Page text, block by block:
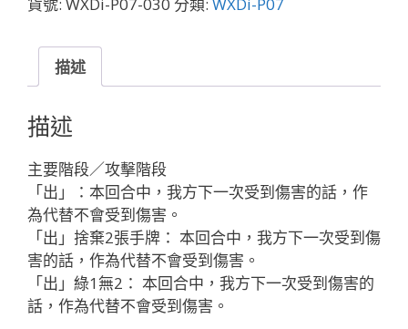
イ
ビ
ジ
ブ
ル
「綠
色
輔
助
分
身
メ
貨號: WXDi-P07-030 分類: WXDi-P07
描述
描述
主要階段／攻擊階段
「出」：本回合中，我方下一次受到傷害的話，作
為代替不會受到傷害。
「出」捨棄2張手牌： 本回合中，我方下一次受到傷
害的話，作為代替不會受到傷害。
「出」綠1無2： 本回合中，我方下一次受到傷害的
話，作為代替不會受到傷害。